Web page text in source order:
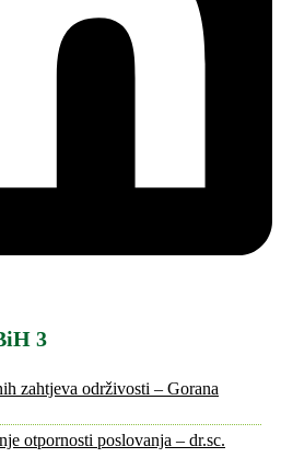
3
zahtjeva održivosti – Gorana
otpornosti poslovanja – dr.sc.